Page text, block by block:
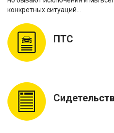
конкретных ситуаций…
ПТС